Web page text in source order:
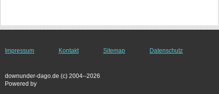
Impressum Kontakt Sitemap Datenschutz
downunder-dago.de (c) 2004--2026
Powered by